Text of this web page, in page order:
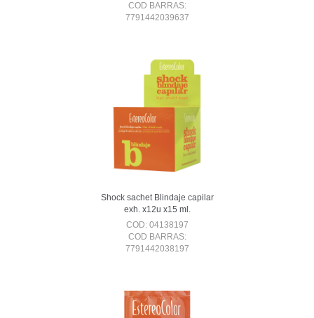
COD BARRAS:
7791442039637
Shock sachet Blindaje capilar
exh. x12u x15 ml.
COD: 04138197
COD BARRAS:
7791442038197